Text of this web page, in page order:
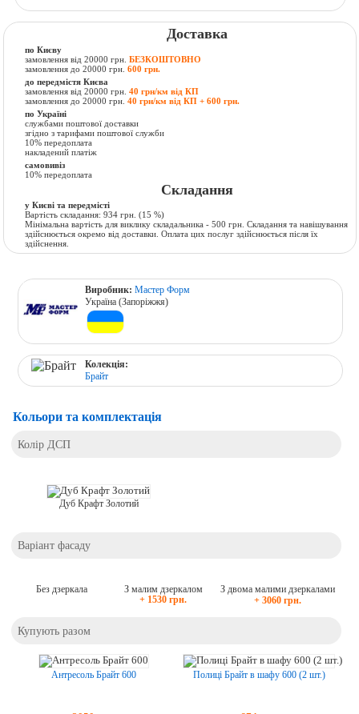
Доставка
по Києву
замовлення від 20000 грн.БЕЗКОШТОВНО
замовлення до 20000 грн.600 грн.
до передмістя Києва
замовлення від 20000 грн.40 грн/км від КП
замовлення до 20000 грн.40 грн/км від КП + 600 грн.
по Україні
службами поштової доставки
згідно з тарифами поштової служби
10% передоплата
накладений платіж
самовивіз
10% передоплата
Складання
у Києві та передмісті
Вартість складання:934 грн. (15 %)
Мінімальна вартість для виклику складальника - 500 грн. Складання та навішування
здійснюється окремо від доставки. Оплата цих послуг здійснюється після їх
здійснення.
Виробник:Мастер Форм
Україна (Запоріжжя)
Колекція:
Брайт
Кольори та комплектація
Колір ДСП
Дуб Крафт Золотий
Варіант фасаду
Без дзеркала
З малим дзеркалом
+ 1530 грн.
З двома малими дзеркалами
+ 3060 грн.
Купують разом
Антресоль Брайт 600 Полиці Брайт в шафу 600 (2 шт.)